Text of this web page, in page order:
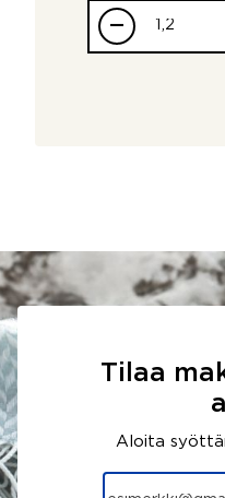
–
Tilaa
Aloita